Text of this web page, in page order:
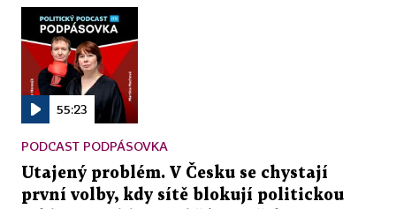
55:23
PODCAST PODPÁSOVKA
Utajený problém. V Česku se chystají
první volby, kdy sítě blokují politickou